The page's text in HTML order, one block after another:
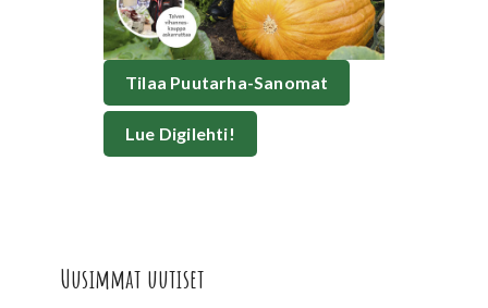
Tilaa Puutarha-Sanomat
Lue Digilehti!
Uusimmat uutiset